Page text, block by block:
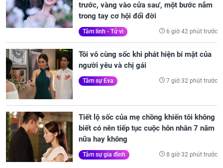
trước, vàng vào cửa sau', một bước nắm
trong tay cơ hội đổi đời
Tâm linh - Tử vi 6 giờ 42 phút trước
Tôi vô cùng sốc khi phát hiện bí mật của
người yêu và chị gái
Tâm sự Eva 7 giờ 32 phút trước
Tiết lộ sốc của mẹ chồng khiến tôi không
biết có nên tiếp tục cuộc hôn nhân 7 năm
nữa hay không
Tâm sự gia đình 8 giờ 32 phút trước